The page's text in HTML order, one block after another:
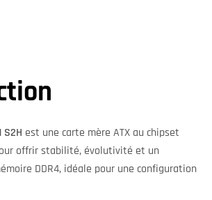
S2H est une carte mère ATX au chipset
offrir stabilité, évolutivité et un
DDR4, idéale pour une configuration